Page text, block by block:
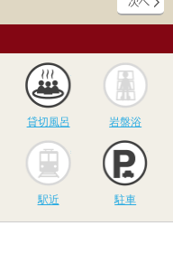
露天風呂 貸切風呂
貸切風呂 岩盤浴
サウナ
駅近 駐車